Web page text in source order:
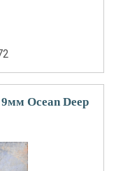
Ocean Deep